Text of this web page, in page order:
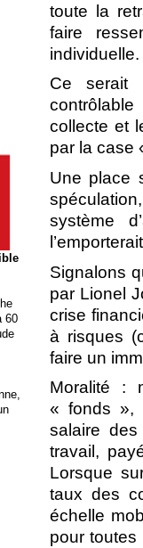
toute la
faire
individuelle.
Ce serait
collecte et
par la case
Une place
système
Signalons
par Lionel
crise
à risques
faire un
Moralité :
« fonds »,
salaire
travail,
Lorsque
taux des
échelle
pour
60